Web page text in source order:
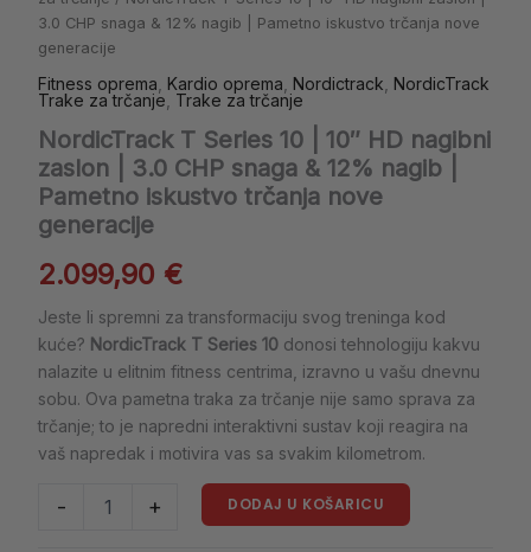
3.0 CHP snaga & 12% nagib | Pametno iskustvo trčanja nove
generacije
Fitness oprema Kardio oprema Nordictrack NordicTrack
Trake za trčanje Trake za trčanje
NordicTrack T Series 10 | 10″ HD nagibni
zaslon | 3.0 CHP snaga & 12% nagib |
Pametno iskustvo trčanja nove
generacije
2.099,90 €
Jeste li spremni za transformaciju svog treninga kod
kuće? NordicTrack T Series 10 donosi tehnologiju kakvu
nalazite u elitnim fitness centrima, izravno u vašu dnevnu
sobu. Ova pametna traka za trčanje nije samo sprava za
trčanje; to je napredni interaktivni sustav koji reagira na
vaš napredak i motivira vas sa svakim kilometrom.
- + DODAJ U KOŠARICU